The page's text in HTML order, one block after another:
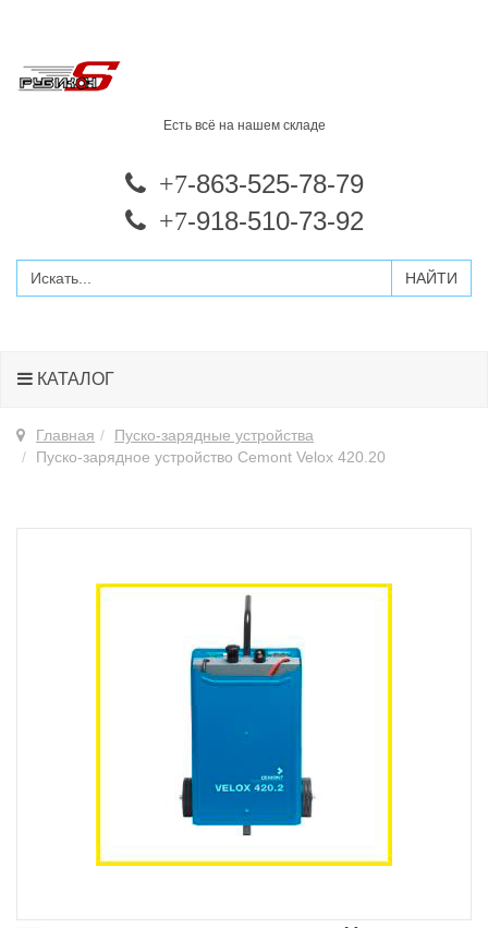
Есть всё на нашем складе
+7-863-525-78-79
+7-918-510-73-92
КАТАЛОГ
Главная
Пуско-зарядные устройства
Пуско-зарядное устройство Cemont Velox 420.20